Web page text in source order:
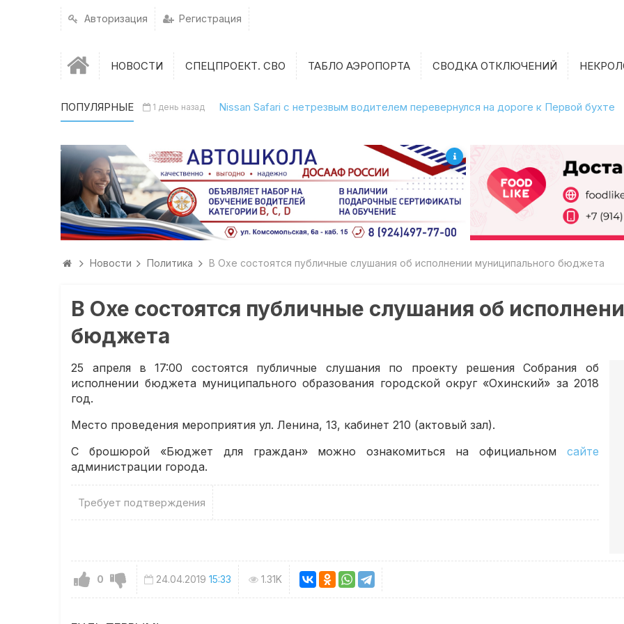
Авторизация Регистрация
НОВОСТИ СПЕЦПРОЕКТ. СВО ТАБЛО АЭРОПОРТА СВОДКА ОТКЛЮЧЕНИЙ
ПОПУЛЯРНЫЕ 1 день назад Nissan Safari с нетрезвым водителем перевернулся на дороге к Первой бухте
Новости Политика В Охе состоятся публичные слушания об исполнении муниципального бюджета
В Охе состоятся публичные слушания об
бюджета
25 апреля в 17:00 состоятся публичные слушания по проекту решения Собрания об
исполнении бюджета муниципального образования городской округ «Охинский» за 2018
год.
Место проведения мероприятия ул. Ленина, 13, кабинет 210 (актовый зал).
С брошюрой «Бюджет для граждан» можно ознакомиться на официальном сайте
администрации города.
Требует подтверждения
0 24.04.2019 15:33 1.31K